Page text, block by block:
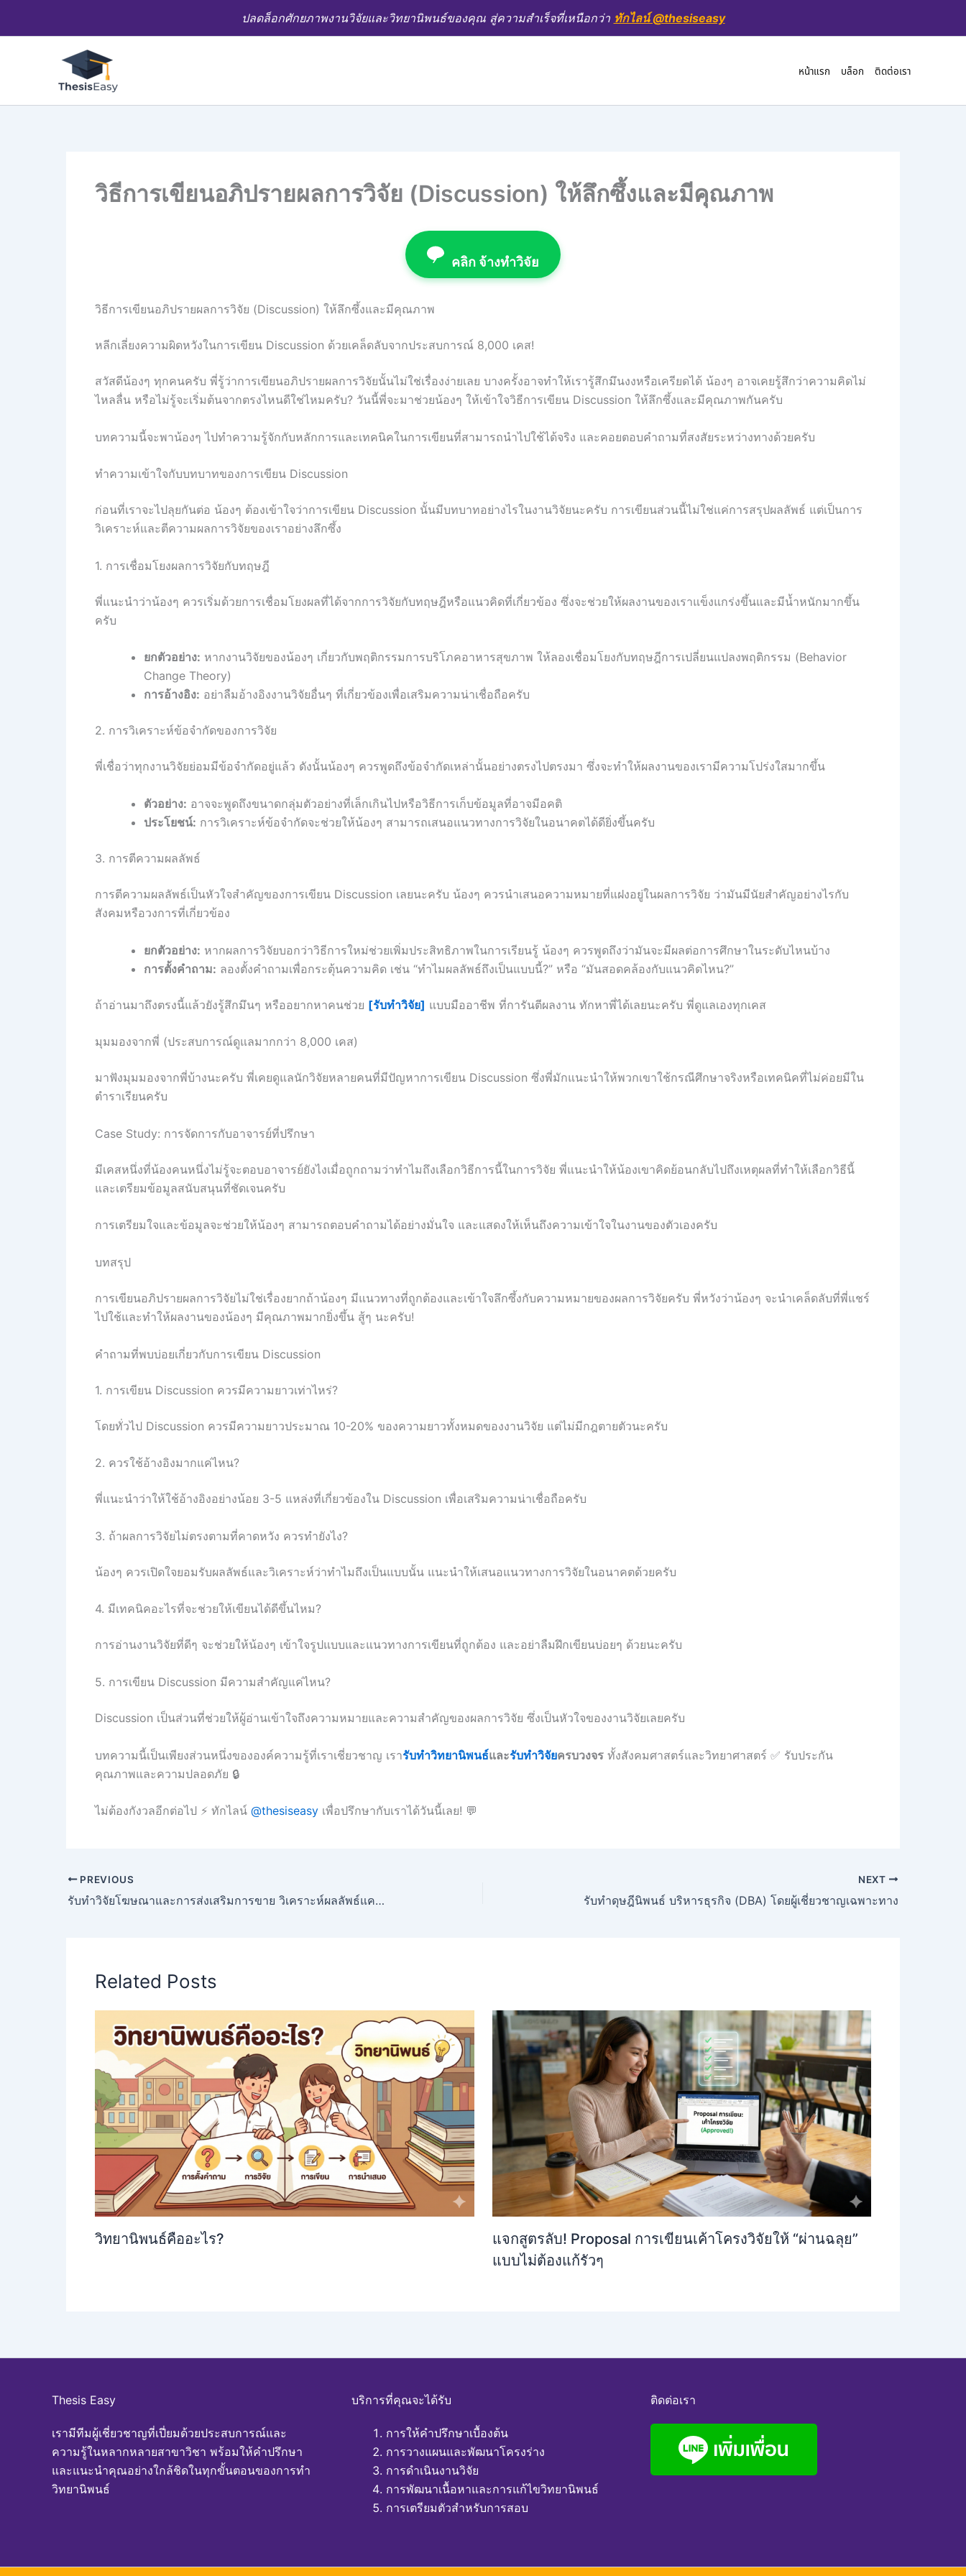
ปลดล็อกศักยภาพงานวิจัยและวิทยานิพนธ์ของคุณ สู่ความสำเร็จที่เหนือกว่า ทักไลน์ @thesiseasy
หน้าแรก บล็อก ติดต่อเรา
วิธีการเขียนอภิปรายผลการวิจัย (Discussion) ให้ลึกซึ้งและมีคุณภาพ
คลิก จ้างทำวิจัย
วิธีการเขียนอภิปรายผลการวิจัย (Discussion) ให้ลึกซึ้งและมีคุณภาพ
หลีกเลี่ยงความผิดหวังในการเขียน Discussion ด้วยเคล็ดลับจากประสบการณ์ 8,000 เคส!
สวัสดีน้องๆ ทุกคนครับ พี่รู้ว่าการเขียนอภิปรายผลการวิจัยนั้นไม่ใช่เรื่องง่ายเลย บางครั้งอาจทำให้เรารู้สึกมึนงงหรือเครียดได้ น้องๆ อาจเคยรู้สึกว่าความคิดไม่
ไหลลื่น หรือไม่รู้จะเริ่มต้นจากตรงไหนดีใช่ไหมครับ? วันนี้พี่จะมาช่วยน้องๆ ให้เข้าใจวิธีการเขียน Discussion ให้ลึกซึ้งและมีคุณภาพกันครับ
บทความนี้จะพาน้องๆ ไปทำความรู้จักกับหลักการและเทคนิคในการเขียนที่สามารถนำไปใช้ได้จริง และคอยตอบคำถามที่สงสัยระหว่างทางด้วยครับ
ทำความเข้าใจกับบทบาทของการเขียน Discussion
ก่อนที่เราจะไปลุยกันต่อ น้องๆ ต้องเข้าใจว่าการเขียน Discussion นั้นมีบทบาทอย่างไรในงานวิจัยนะครับ การเขียนส่วนนี้ไม่ใช่แค่การสรุปผลลัพธ์ แต่เป็นการ
วิเคราะห์และตีความผลการวิจัยของเราอย่างลึกซึ้ง
1. การเชื่อมโยงผลการวิจัยกับทฤษฎี
พี่แนะนำว่าน้องๆ ควรเริ่มด้วยการเชื่อมโยงผลที่ได้จากการวิจัยกับทฤษฎีหรือแนวคิดที่เกี่ยวข้อง ซึ่งจะช่วยให้ผลงานของเราแข็งแกร่งขึ้นและมีน้ำหนักมากขึ้น
ครับ
ยกตัวอย่าง: หากงานวิจัยของน้องๆ เกี่ยวกับพฤติกรรมการบริโภคอาหารสุขภาพ ให้ลองเชื่อมโยงกับทฤษฎีการเปลี่ยนแปลงพฤติกรรม (Behavior
Change Theory)
การอ้างอิง: อย่าลืมอ้างอิงงานวิจัยอื่นๆ ที่เกี่ยวข้องเพื่อเสริมความน่าเชื่อถือครับ
2. การวิเคราะห์ข้อจำกัดของการวิจัย
พี่เชื่อว่าทุกงานวิจัยย่อมมีข้อจำกัดอยู่แล้ว ดังนั้นน้องๆ ควรพูดถึงข้อจำกัดเหล่านั้นอย่างตรงไปตรงมา ซึ่งจะทำให้ผลงานของเรามีความโปร่งใสมากขึ้น
ตัวอย่าง: อาจจะพูดถึงขนาดกลุ่มตัวอย่างที่เล็กเกินไปหรือวิธีการเก็บข้อมูลที่อาจมีอคติ
ประโยชน์: การวิเคราะห์ข้อจำกัดจะช่วยให้น้องๆ สามารถเสนอแนวทางการวิจัยในอนาคตได้ดียิ่งขึ้นครับ
3. การตีความผลลัพธ์
การตีความผลลัพธ์เป็นหัวใจสำคัญของการเขียน Discussion เลยนะครับ น้องๆ ควรนำเสนอความหมายที่แฝงอยู่ในผลการวิจัย ว่ามันมีนัยสำคัญอย่างไรกับ
สังคมหรือวงการที่เกี่ยวข้อง
ยกตัวอย่าง: หากผลการวิจัยบอกว่าวิธีการใหม่ช่วยเพิ่มประสิทธิภาพในการเรียนรู้ น้องๆ ควรพูดถึงว่ามันจะมีผลต่อการศึกษาในระดับไหนบ้าง
การตั้งคำถาม: ลองตั้งคำถามเพื่อกระตุ้นความคิด เช่น “ทำไมผลลัพธ์ถึงเป็นแบบนี้?” หรือ “มันสอดคล้องกับแนวคิดไหน?”
ถ้าอ่านมาถึงตรงนี้แล้วยังรู้สึกมึนๆ หรืออยากหาคนช่วย [รับทำวิจัย] แบบมืออาชีพ ที่การันตีผลงาน ทักหาพี่ได้เลยนะครับ พี่ดูแลเองทุกเคส
มุมมองจากพี่ (ประสบการณ์ดูแลมากกว่า 8,000 เคส)
มาฟังมุมมองจากพี่บ้างนะครับ พี่เคยดูแลนักวิจัยหลายคนที่มีปัญหาการเขียน Discussion ซึ่งพี่มักแนะนำให้พวกเขาใช้กรณีศึกษาจริงหรือเทคนิคที่ไม่ค่อยมีใน
ตำราเรียนครับ
Case Study: การจัดการกับอาจารย์ที่ปรึกษา
มีเคสหนึ่งที่น้องคนหนึ่งไม่รู้จะตอบอาจารย์ยังไงเมื่อถูกถามว่าทำไมถึงเลือกวิธีการนี้ในการวิจัย พี่แนะนำให้น้องเขาคิดย้อนกลับไปถึงเหตุผลที่ทำให้เลือกวิธีนี้
และเตรียมข้อมูลสนับสนุนที่ชัดเจนครับ
การเตรียมใจและข้อมูลจะช่วยให้น้องๆ สามารถตอบคำถามได้อย่างมั่นใจ และแสดงให้เห็นถึงความเข้าใจในงานของตัวเองครับ
บทสรุป
การเขียนอภิปรายผลการวิจัยไม่ใช่เรื่องยากถ้าน้องๆ มีแนวทางที่ถูกต้องและเข้าใจลึกซึ้งกับความหมายของผลการวิจัยครับ พี่หวังว่าน้องๆ จะนำเคล็ดลับที่พี่แชร์
ไปใช้และทำให้ผลงานของน้องๆ มีคุณภาพมากยิ่งขึ้น สู้ๆ นะครับ!
คำถามที่พบบ่อยเกี่ยวกับการเขียน Discussion
1. การเขียน Discussion ควรมีความยาวเท่าไหร่?
โดยทั่วไป Discussion ควรมีความยาวประมาณ 10-20% ของความยาวทั้งหมดของงานวิจัย แต่ไม่มีกฎตายตัวนะครับ
2. ควรใช้อ้างอิงมากแค่ไหน?
พี่แนะนำว่าให้ใช้อ้างอิงอย่างน้อย 3-5 แหล่งที่เกี่ยวข้องใน Discussion เพื่อเสริมความน่าเชื่อถือครับ
3. ถ้าผลการวิจัยไม่ตรงตามที่คาดหวัง ควรทำยังไง?
น้องๆ ควรเปิดใจยอมรับผลลัพธ์และวิเคราะห์ว่าทำไมถึงเป็นแบบนั้น แนะนำให้เสนอแนวทางการวิจัยในอนาคตด้วยครับ
4. มีเทคนิคอะไรที่จะช่วยให้เขียนได้ดีขึ้นไหม?
การอ่านงานวิจัยที่ดีๆ จะช่วยให้น้องๆ เข้าใจรูปแบบและแนวทางการเขียนที่ถูกต้อง และอย่าลืมฝึกเขียนบ่อยๆ ด้วยนะครับ
5. การเขียน Discussion มีความสำคัญแค่ไหน?
Discussion เป็นส่วนที่ช่วยให้ผู้อ่านเข้าใจถึงความหมายและความสำคัญของผลการวิจัย ซึ่งเป็นหัวใจของงานวิจัยเลยครับ
บทความนี้เป็นเพียงส่วนหนึ่งขององค์ความรู้ที่เราเชี่ยวชาญ เรารับทำวิทยานิพนธ์และรับทำวิจัยครบวงจร ทั้งสังคมศาสตร์และวิทยาศาสตร์ ✅ รับประกัน
คุณภาพและความปลอดภัย 🔒
ไม่ต้องกังวลอีกต่อไป ⚡ ทักไลน์ @thesiseasy เพื่อปรึกษากับเราได้วันนี้เลย! 💬
PREVIOUS
รับทำวิจัยโฆษณาและการส่งเสริมการขาย วิเคราะห์ผลลัพธ์แคมเปญ
NEXT
รับทำดุษฎีนิพนธ์ บริหารธุรกิจ (DBA) โดยผู้เชี่ยวชาญเฉพาะทาง
Related Posts
วิทยานิพนธ์คืออะไร?
แจกสูตรลับ! Proposal การเขียนเค้าโครงวิจัยให้ “ผ่านฉลุย”
แบบไม่ต้องแก้รัวๆ
Thesis Easy
เรามีทีมผู้เชี่ยวชาญที่เปี่ยมด้วยประสบการณ์และ
ความรู้ในหลากหลายสาขาวิชา พร้อมให้คำปรึกษา
และแนะนำคุณอย่างใกล้ชิดในทุกขั้นตอนของการทำ
วิทยานิพนธ์
บริการที่คุณจะได้รับ
การให้คำปรึกษาเบื้องต้น
การวางแผนและพัฒนาโครงร่าง
การดำเนินงานวิจัย
การพัฒนาเนื้อหาและการแก้ไขวิทยานิพนธ์
การเตรียมตัวสำหรับการสอบ
ติดต่อเรา